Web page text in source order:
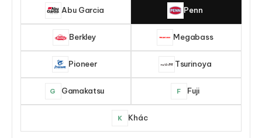
Abu Garcia Penn
Berkley Megabass
Pioneer Tsurinoya
G Gamakatsu F Fuji
K Khác